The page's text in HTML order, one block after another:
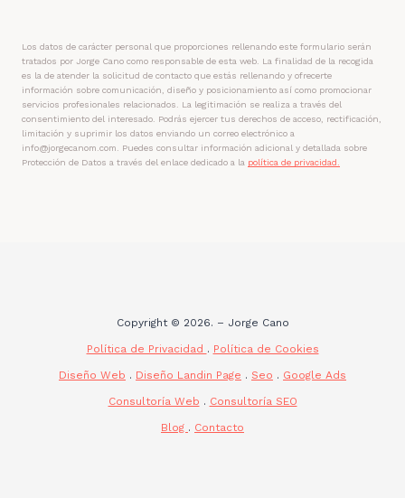
Los datos de carácter personal que proporciones rellenando este formulario serán
tratados por Jorge Cano como responsable de esta web. La finalidad de la recogida
es la de atender la solicitud de contacto que estás rellenando y ofrecerte
información sobre comunicación, diseño y posicionamiento así como promocionar
servicios profesionales relacionados. La legitimación se realiza a través del
consentimiento del interesado. Podrás ejercer tus derechos de acceso, rectificación,
limitación y suprimir los datos enviando un correo electrónico a
info@jorgecanom.com. Puedes consultar información adicional y detallada sobre
Protección de Datos a través del enlace dedicado a la política de privacidad.
Copyright © 2026. – Jorge Cano
Política de Privacidad . Política de Cookies
Diseño Web . Diseño Landin Page . Seo . Google Ads
Consultoría Web . Consultoría SEO
Blog . Contacto